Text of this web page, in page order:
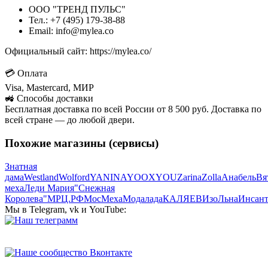
ООО "ТРЕНД ПУЛЬС"
Тел.: +7 (495) 179-38-88
Email: info@mylea.co
Официальный сайт: https://mylea.co/
💳 Оплата
Visa, Mastercard, МИР
🚜 Способы доставки
Бесплатная доставка по всей России от 8 500 руб. Доставка по
всей стране — до любой двери.
Похожие магазины (сервисы)
Знатная
дамаWestlandWolfordYANINAYOOXYOUZarinaZollaАнабель
мехаЛеди Мария"Снежная
Королева"МРЦ.РФМосМехаМодаладаКАЛЯЕВИзоЛьна
Мы в Telegram, vk и YouTube: